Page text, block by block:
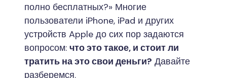
полно бесплатных?» Многие
пользователи iPhone, iPad и других
устройств Apple до сих пор задаются
вопросом: что это такое, и стоит ли
тратить на это свои деньги? Давайте
разберемся.